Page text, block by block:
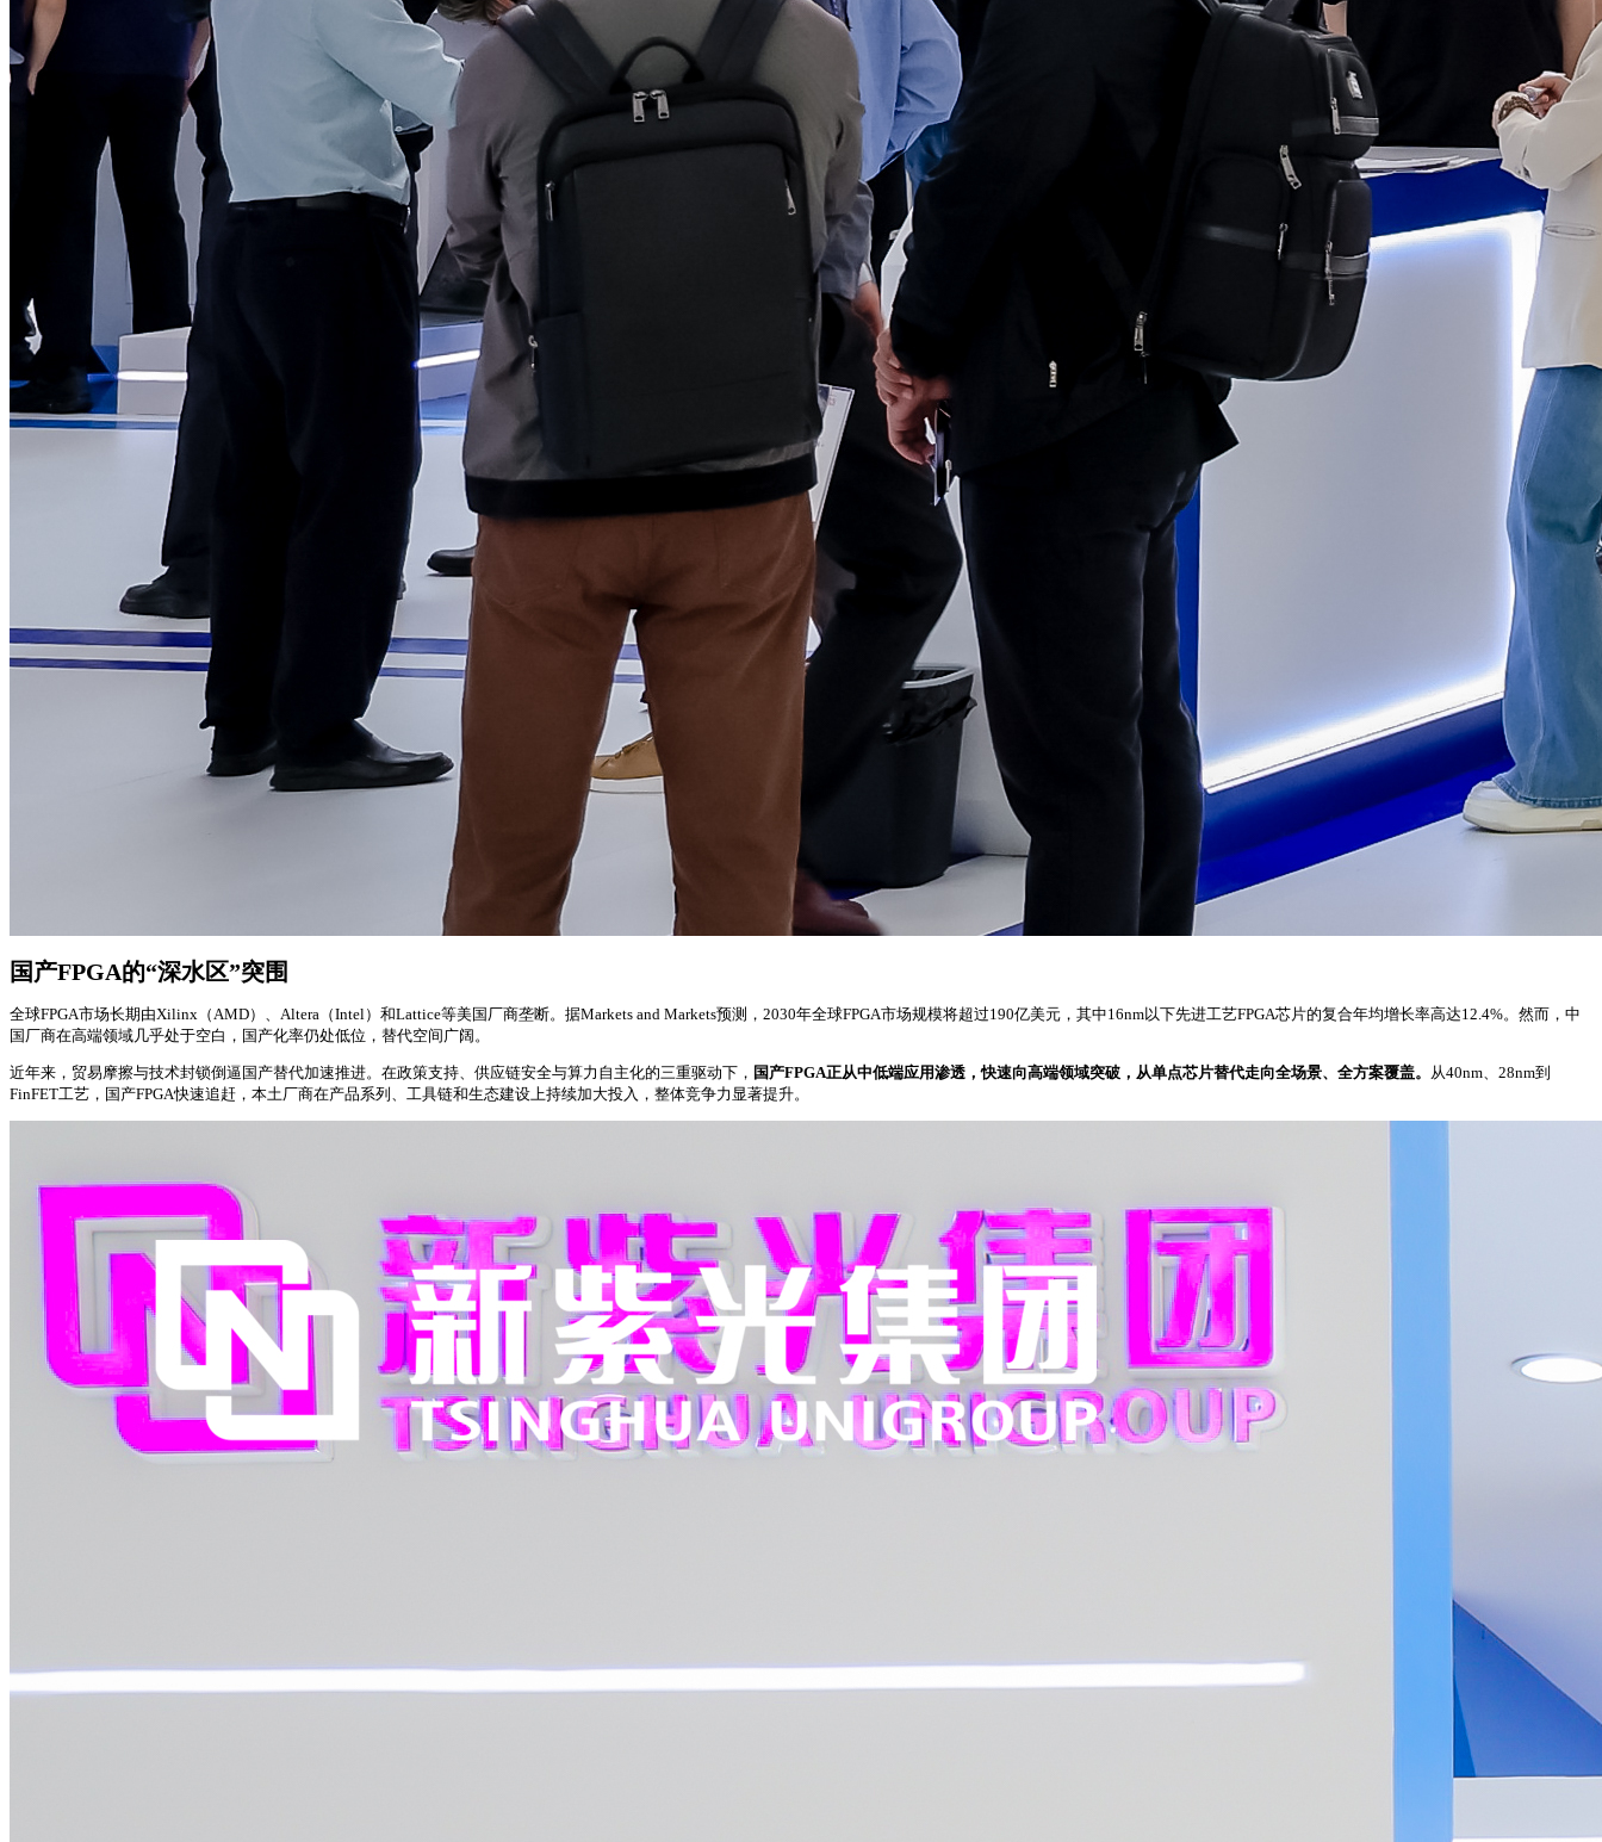
国产FPGA的“深水区”突围
全球FPGA市场长期由Xilinx（AMD）、Altera（Intel）和Lattice等美国厂商垄断。据Markets and Markets预测，2030年全球FPGA市场规模将超过190亿美元，其中16nm以下先进工艺FPGA芯片的复合年均增长率高达12.4%。然而，中
国厂商在高端领域几乎处于空白，国产化率仍处低位，替代空间广阔。
近年来，贸易摩擦与技术封锁倒逼国产替代加速推进。在政策支持、供应链安全与算力自主化的三重驱动下， 国产FPGA正从中低端应用渗透，快速向高端领域突破，从单点芯片替代走向全场景、全方案覆盖。 从40nm、28nm到
FinFET工艺，国产FPGA快速追赶，本土厂商在产品系列、工具链和生态建设上持续加大投入，整体竞争力显著提升。